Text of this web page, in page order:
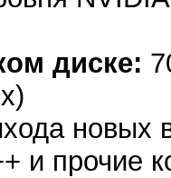
диске:
новых
и прочие